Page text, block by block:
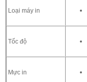
Loại máy in
Tốc độ
Mực in